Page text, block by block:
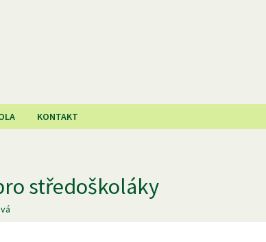
KONTAKT
středoškoláky